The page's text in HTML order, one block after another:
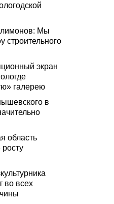
Мы
строительного
экран
галерею
в
область
во всех